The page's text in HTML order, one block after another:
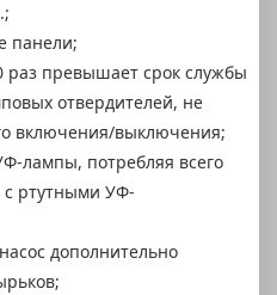
панели;
раз превышает срок службы
отвердителей, не
включения/выключения;
лампы, потребляя всего
с ртутными УФ-
дополнительно